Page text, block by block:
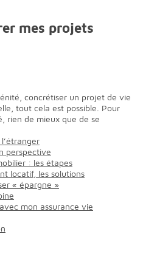
mes projets
concrétiser un projet de vie
tout cela est possible. Pour
rien de mieux que de se
perspective
: les étapes
locatif, les solutions
« épargne »
mon assurance vie